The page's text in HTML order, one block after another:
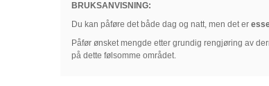
BRUKSANVISNING:
Du kan påføre det både dag og natt, men det er
Påfør ønsket mengde etter grundig rengjøring av
på dette følsomme området.